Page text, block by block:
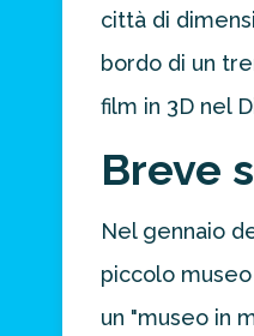
destinazione
FAI
città di
bordo di un
film in 3D nel
Breve
Nel gennaio
piccolo
un "museo in